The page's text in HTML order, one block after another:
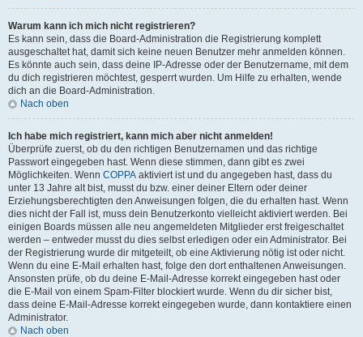
Warum kann ich mich nicht registrieren?
Es kann sein, dass die Board-Administration die Registrierung komplett
ausgeschaltet hat, damit sich keine neuen Benutzer mehr anmelden können.
Es könnte auch sein, dass deine IP-Adresse oder der Benutzername, mit dem
du dich registrieren möchtest, gesperrt wurden. Um Hilfe zu erhalten, wende
dich an die Board-Administration.
Nach oben
Ich habe mich registriert, kann mich aber nicht anmelden!
Überprüfe zuerst, ob du den richtigen Benutzernamen und das richtige
Passwort eingegeben hast. Wenn diese stimmen, dann gibt es zwei
Möglichkeiten. Wenn COPPA aktiviert ist und du angegeben hast, dass du
unter 13 Jahre alt bist, musst du bzw. einer deiner Eltern oder deiner
Erziehungsberechtigten den Anweisungen folgen, die du erhalten hast. Wenn
dies nicht der Fall ist, muss dein Benutzerkonto vielleicht aktiviert werden. Bei
einigen Boards müssen alle neu angemeldeten Mitglieder erst freigeschaltet
werden – entweder musst du dies selbst erledigen oder ein Administrator. Bei
der Registrierung wurde dir mitgeteilt, ob eine Aktivierung nötig ist oder nicht.
Wenn du eine E-Mail erhalten hast, folge den dort enthaltenen Anweisungen.
Ansonsten prüfe, ob du deine E-Mail-Adresse korrekt eingegeben hast oder
die E-Mail von einem Spam-Filter blockiert wurde. Wenn du dir sicher bist,
dass deine E-Mail-Adresse korrekt eingegeben wurde, dann kontaktiere einen
Administrator.
Nach oben